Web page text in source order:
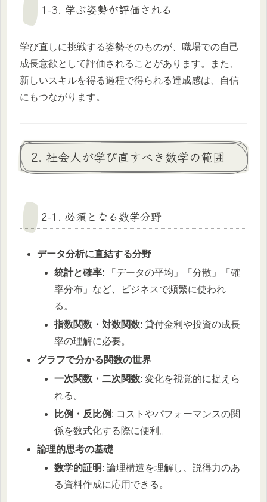
1-3. 学ぶ姿勢が評価される
学び直しに挑戦する姿勢そのものが、職場での自己
成長意欲として評価されることがあります。また、
新しいスキルを得る過程で得られる達成感は、自信
にもつながります。
2. 社会人が学び直すべき数学の範囲
2-1. 必須となる数学分野
データ分析に直結する分野
統計と確率: 「データの平均」「分散」「確
率分布」など、ビジネスで頻繁に使われ
る。
指数関数・対数関数: 貸付金利や投資の成長
率の理解に必要。
グラフで分かる関数の世界
一次関数・二次関数: 変化を視覚的に捉えら
れる。
比例・反比例 : コストやパフォーマンスの関
係を数式化する際に便利。
論理的思考の基礎
数学的証明: 論理構造を理解し、説得力のあ
る資料作成に応用できる。